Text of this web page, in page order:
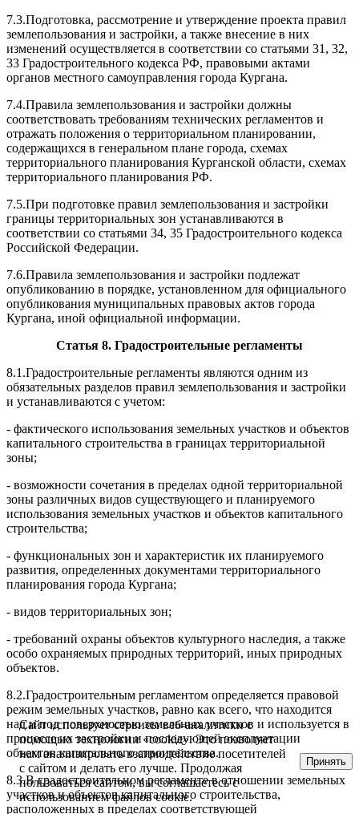
7.3.Подготовка, рассмотрение и утверждение проекта правил
землепользования и застройки, а также внесение в них
изменений осуществляется в соответствии со статьями 31, 32,
33 Градостроительного кодекса РФ, правовыми актами
органов местного самоуправления города Кургана.
7.4.Правила землепользования и застройки должны
соответствовать требованиям технических регламентов и
отражать положения о территориальном планировании,
содержащихся в генеральном плане города, схемах
территориального планирования Курганской области, схемах
территориального планирования РФ.
7.5.При подготовке правил землепользования и застройки
границы территориальных зон устанавливаются в
соответствии со статьями 34, 35 Градостроительного кодекса
Российской Федерации.
7.6.Правила землепользования и застройки подлежат
опубликованию в порядке, установленном для официального
опубликования муниципальных правовых актов города
Кургана, иной официальной информации.
Статья 8. Градостроительные регламенты
8.1.Градостроительные регламенты являются одним из
обязательных разделов правил землепользования и застройки
и устанавливаются с учетом:
- фактического использования земельных участков и объектов
капитального строительства в границах территориальной
зоны;
- возможности сочетания в пределах одной территориальной
зоны различных видов существующего и планируемого
использования земельных участков и объектов капитального
строительства;
- функциональных зон и характеристик их планируемого
развития, определенных документами территориального
планирования города Кургана;
- видов территориальных зон;
- требований охраны объектов культурного наследия, а также
особо охраняемых природных территорий, иных природных
объектов.
8.2.Градостроительным регламентом определяется правовой
режим земельных участков, равно как всего, что находится
над и под поверхностью земельных участков и используется в
процессе их застройки и последующей эксплуатации
объектовкапитального строительства.
8.3.В градостроительном регламенте в отношении земельных
участков и объектовкапитального строительства,
расположенных в пределах соответствующей
Сайт использует сервисы веб-аналитики с
помощью технологии «cookie». Это позволяет
нам анализировать взаимодействие посетителей
с сайтом и делать его лучше. Продолжая
пользоваться сайтом, вы соглашаетесь с
использованием файлов cookie.
Принять